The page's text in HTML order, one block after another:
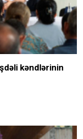
kəndlərinin